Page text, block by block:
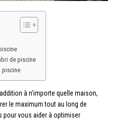
de piscine
piscine
à n’importe quelle maison,
le maximum tout au long de
pour vous aider à optimiser